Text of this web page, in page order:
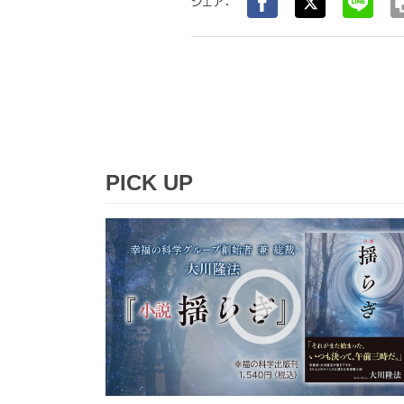
PICK UP